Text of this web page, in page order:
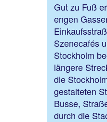
Gut zu Fuß
engen
Szenecafés
Stockholm
längere
die
gestalteten
Busse,
durch die